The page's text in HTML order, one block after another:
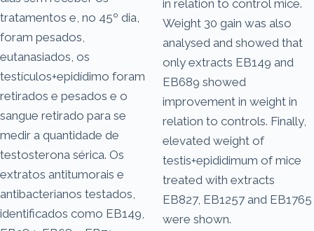
tratamentos e, no 45º dia,
foram pesados,
eutanasiados, os
testículos+epidídimo foram
retirados e pesados e o
sangue retirado para se
medir a quantidade de
testosterona sérica. Os
extratos antitumorais e
antibacterianos testados,
identificados como EB149,
in relation to control mice.
Weight 30 gain was also
analysed and showed that
only extracts EB149 and
EB689 showed
improvement in weight in
relation to controls. Finally,
elevated weight of
testis+epididimum of mice
treated with extracts
EB827, EB1257 and EB1765
were shown.